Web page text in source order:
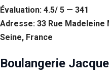
Évaluation: 4.5/ 5 — 341
Adresse: 33 Rue Madeleine
Seine, France
Boulangerie